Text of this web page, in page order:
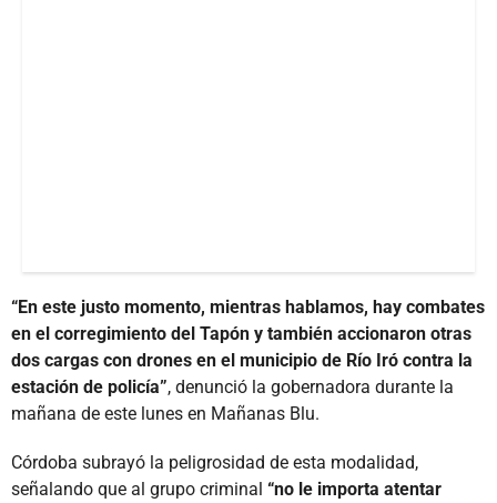
“En este justo momento, mientras hablamos, hay combates
en el corregimiento del Tapón y también accionaron otras
dos cargas con drones en el municipio de Río Iró contra la
estación de policía”, denunció la gobernadora durante la
mañana de este lunes en Mañanas Blu.
Córdoba subrayó la peligrosidad de esta modalidad,
señalando que al grupo criminal “no le importa atentar